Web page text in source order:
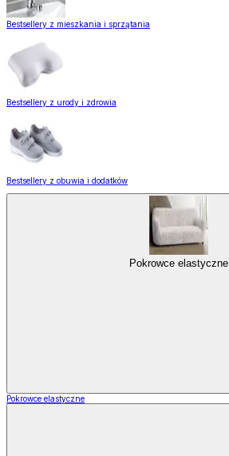
Bestsellery z mieszkania i sprzątania
Bestsellery z urody i zdrowia
Bestsellery z obuwia i dodatków
Pokrowce elastyczne
Pokrowce elastyczne